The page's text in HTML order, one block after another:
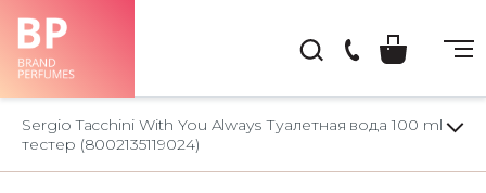
22
Sergio Tacchini With You Always Туалетная вода 100 ml
тестер (8002135119024)